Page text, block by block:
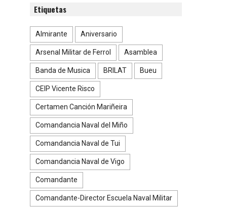
Etiquetas
Almirante Aniversario
Arsenal Militar de Ferrol Asamblea
Banda de Musica BRILAT Bueu
CEIP Vicente Risco
Certamen Canción Mariñeira
Comandancia Naval del Miño
Comandancia Naval de Tui
Comandancia Naval de Vigo
Comandante
Comandante-Director Escuela Naval Militar